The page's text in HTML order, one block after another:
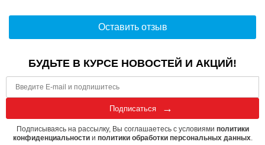
Оставить отзыв
БУДЬТЕ В КУРСЕ НОВОСТЕЙ И АКЦИЙ!
Подписаться
Подписываясь на рассылку, Вы соглашаетесь с условиями политики
конфиденциальностии политики обработки персональных данных.